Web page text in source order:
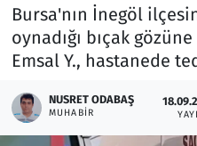
Bursa'nın İnegöl
oynadığı bıçak
Emsal Y., hastanede
NUSRET ODABAŞ
MUHABIR
Kurumsal Haberler
Lezzet Durağı
Memur ve Kamu